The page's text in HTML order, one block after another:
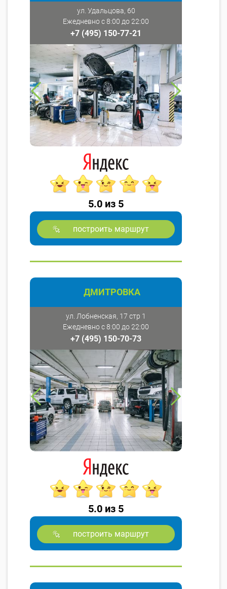
ул. Удальцова, 60
Ежедневно с 8:00 до 22:00
+7 (495) 150-77-21
5.0 из 5
построить маршрут
ДМИТРОВКА
ул. Лобненская, 17 стр 1
Ежедневно с 8:00 до 22:00
+7 (495) 150-70-73
5.0 из 5
построить маршрут